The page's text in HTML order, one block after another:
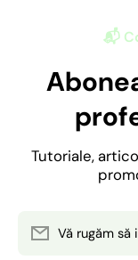
📬
Tutoriale,
Vă rugăm